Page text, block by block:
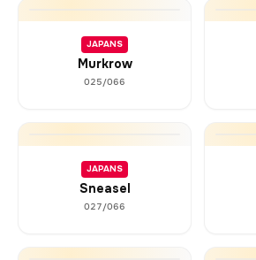
JAPANS
Murkrow
025/066
JAPANS
Sneasel
027/066